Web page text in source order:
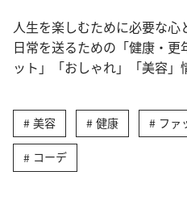
人生を楽しむために必要な
日常を送るための「健康・
ット」「おしゃれ」「美容」
美容 健康 ファ
コーデ